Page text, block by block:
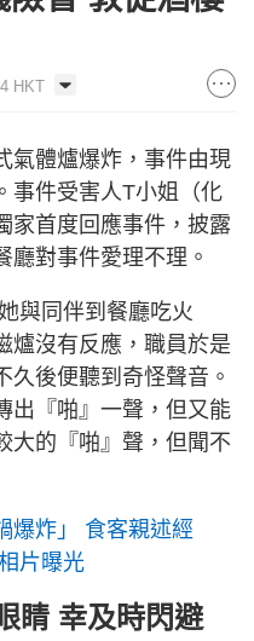
HKT
氣體爐爆炸，事件由現
事件受害人T小姐（化
家首度回應事件，披露
廳對事件愛理不理。
與同伴到餐廳吃火
爐沒有反應，職員於是
久後便聽到奇怪聲音。
出『啪』一聲，但又能
大的『啪』聲，但聞不
爆炸」 食客親述經
片曝光
睛 幸及時閃避